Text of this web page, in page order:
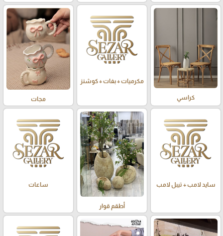
كراسي
مكرميات + بفات + كوشنز
مجات
سايد لامب + تيبل لامب
أطقم قوار
ساعات